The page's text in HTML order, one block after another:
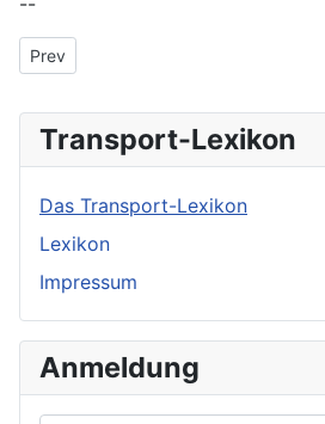
Previous article: S-Bahn München
Prev
Transport-Lexikon
Das Transport-Lexikon
Lexikon
Impressum
Anmeldung